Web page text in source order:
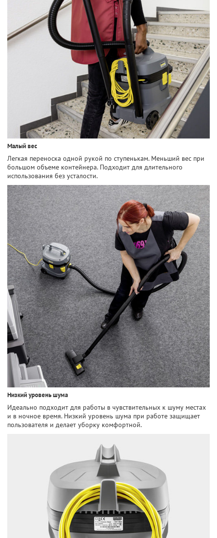
Малый вес
Легкая переноска одной рукой по ступенькам. Меньший вес при
большом объеме контейнера. Подходит для длительного
использования без усталости.
Низкий уровень шума
Идеально подходит для работы в чувствительных к шуму местах
и ​​в ночное время. Низкий уровень шума при работе защищает
пользователя и делает уборку комфортной.